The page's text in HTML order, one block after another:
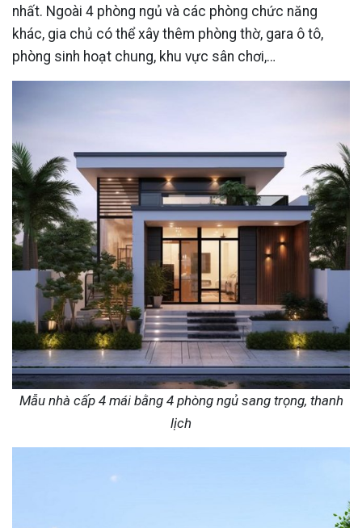
nhất. Ngoài 4 phòng ngủ và các phòng chức năng
khác, gia chủ có thể xây thêm phòng thờ, gara ô tô,
phòng sinh hoạt chung, khu vực sân chơi,…
Mẫu nhà cấp 4 mái bằng 4 phòng ngủ sang trọng, thanh
lịch